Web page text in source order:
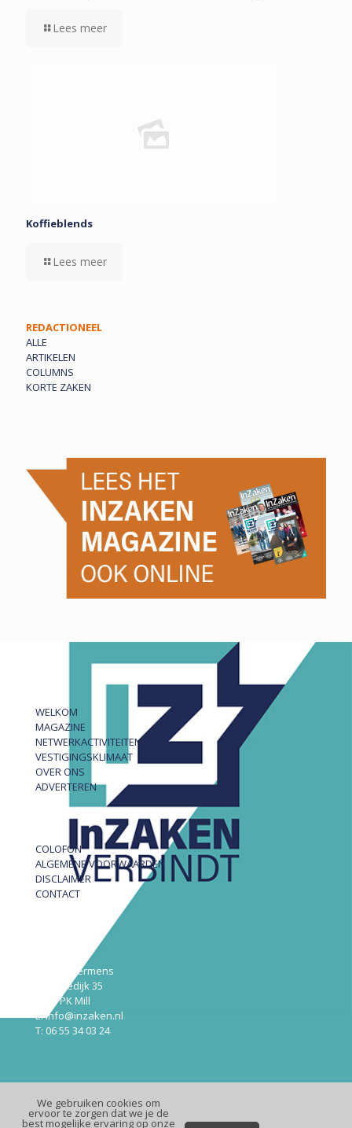
Lees meer
Koffieblends
Lees meer
REDACTIONEEL
ALLE
ARTIKELEN
COLUMNS
KORTE ZAKEN
WELKOM
MAGAZINE
NETWERKACTIVITEITEN
VESTIGINGSKLIMAAT
OVER ONS
ADVERTEREN
COLOFON
ALGEMENE VOORWAARDEN
DISCLAIMER
CONTACT
Robert Hermens
Udensedijk 35
5451 PK Mill
E: info@inzaken.nl
T: 06 55 34 03 24
© InZaken.nl
We gebruiken cookies om
ervoor te zorgen dat we je de
best mogelijke ervaring op onze